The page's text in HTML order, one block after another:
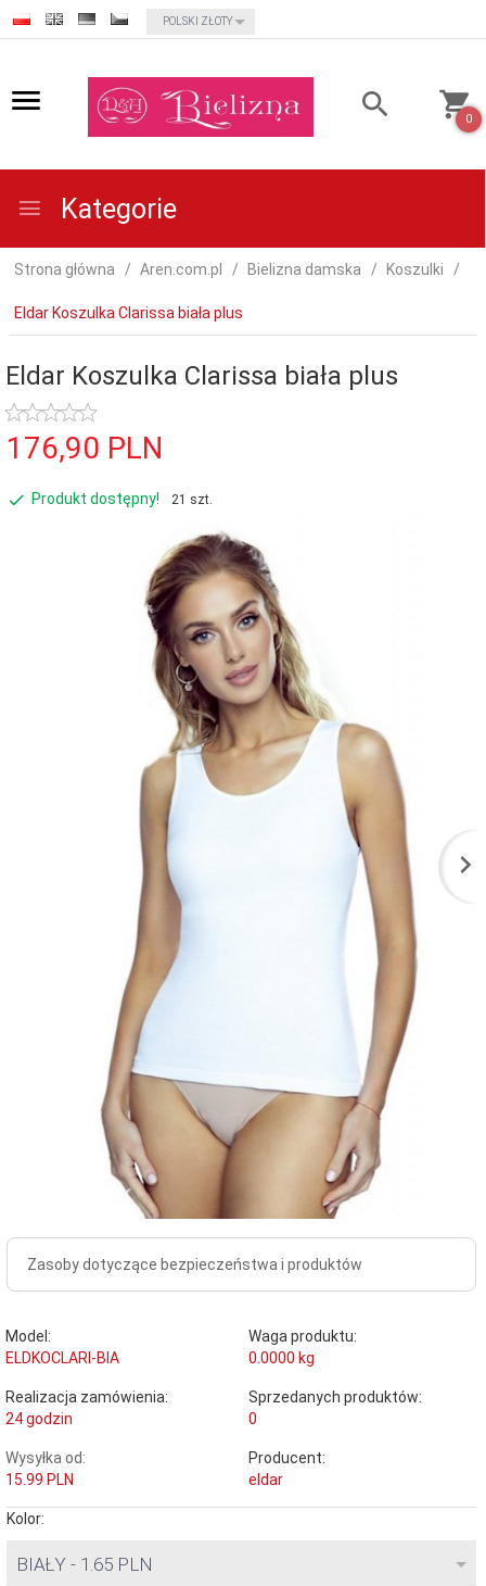
currency_h
POLSKI ZŁOTY
0
Kategorie
Strona główna Aren.com.pl Bielizna damska Koszulki
Eldar Koszulka Clarissa biała plus
Eldar Koszulka Clarissa biała plus
176,90 PLN
Produkt dostępny! 21 szt.
Zasoby dotyczące bezpieczeństwa i produktów
Model:
ELDKOCLARI-BIA
Waga produktu:
0.0000 kg
Realizacja zamówienia:
24 godzin
Sprzedanych produktów:
0
Wysyłka od:
15.99 PLN
Producent:
eldar
Kolor:
BIAŁY - 1.65 PLN